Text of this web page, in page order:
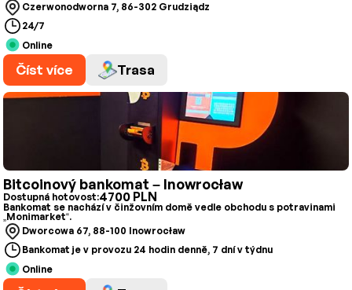
Czerwonodworna 7, 86-302 Grudziądz
24/7
Online
Číst více Trasa
Bitcoinový bankomat – Inowrocław
Dostupná hotovost:4700 PLN
Bankomat se nachází v činžovním domě vedle obchodu s potravinami
„Monimarket“.
Dworcowa 67, 88-100 Inowrocław
Bankomat je v provozu 24 hodin denně, 7 dní v týdnu
Online